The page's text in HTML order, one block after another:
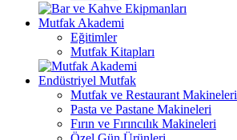
Mutfak Akademi
Eğitimler
Mutfak Kitapları
Endüstriyel Mutfak
Mutfak ve Restaurant Makineleri
Pasta ve Pastane Makineleri
Fırın ve Fırıncılık Makineleri